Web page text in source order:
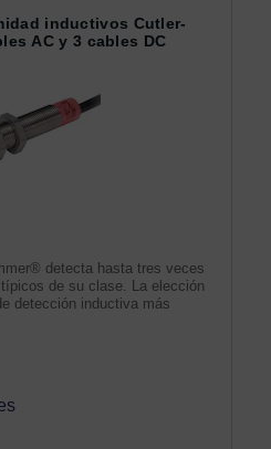
inductivos Cutler-
AC y 3 cables DC
detecta hasta tres veces
de su clase. La elección
detección inductiva más